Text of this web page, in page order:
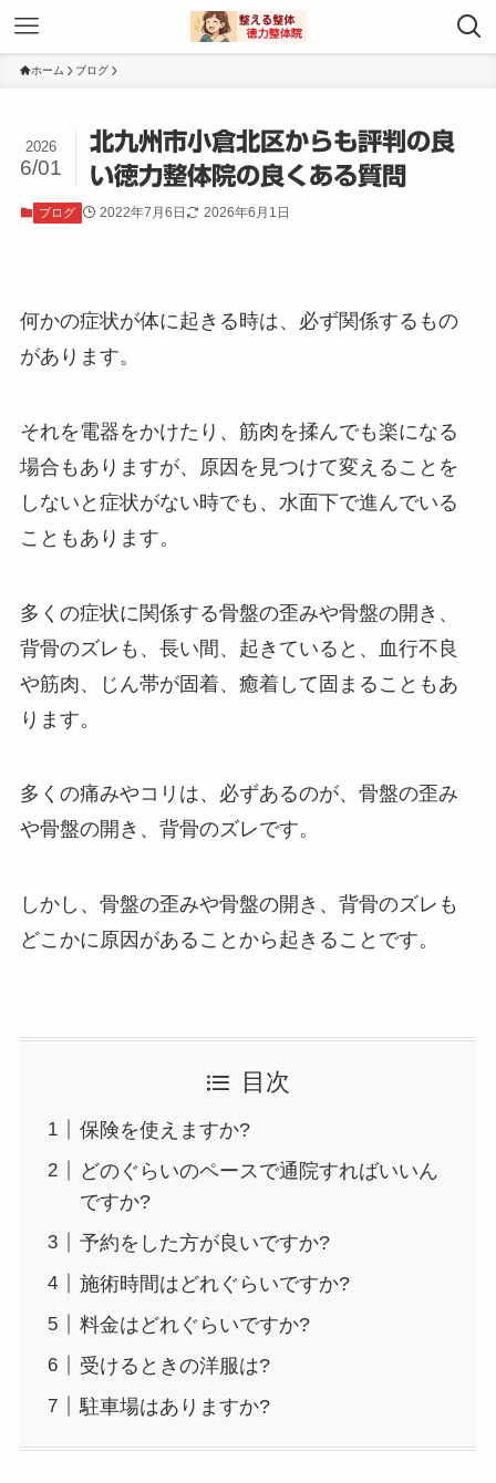
ホーム ブログ
北九州市小倉北区からも評判の良
い徳力整体院の良くある質問
2026
6/01
ブログ 2022年7月6日 2026年6月1日
何かの症状が体に起きる時は、必ず関係するもの
があります。
それを電器をかけたり、筋肉を揉んでも楽になる
場合もありますが、原因を見つけて変えることを
しないと症状がない時でも、水面下で進んでいる
こともあります。
多くの症状に関係する骨盤の歪みや骨盤の開き、
背骨のズレも、長い間、起きていると、血行不良
や筋肉、じん帯が固着、癒着して固まることもあ
ります。
多くの痛みやコリは、必ずあるのが、骨盤の歪み
や骨盤の開き、背骨のズレです。
しかし、骨盤の歪みや骨盤の開き、背骨のズレも
どこかに原因があることから起きることです。
目次
保険を使えますか?
どのぐらいのペースで通院すればいいん
ですか?
予約をした方が良いですか?
施術時間はどれぐらいですか?
料金はどれぐらいですか?
受けるときの洋服は?
駐車場はありますか?